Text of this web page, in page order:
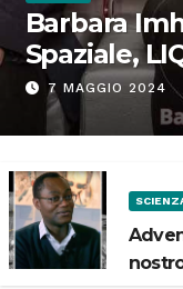
Barbara
Spaziale,
Spazio”
7 MAGGIO 2024